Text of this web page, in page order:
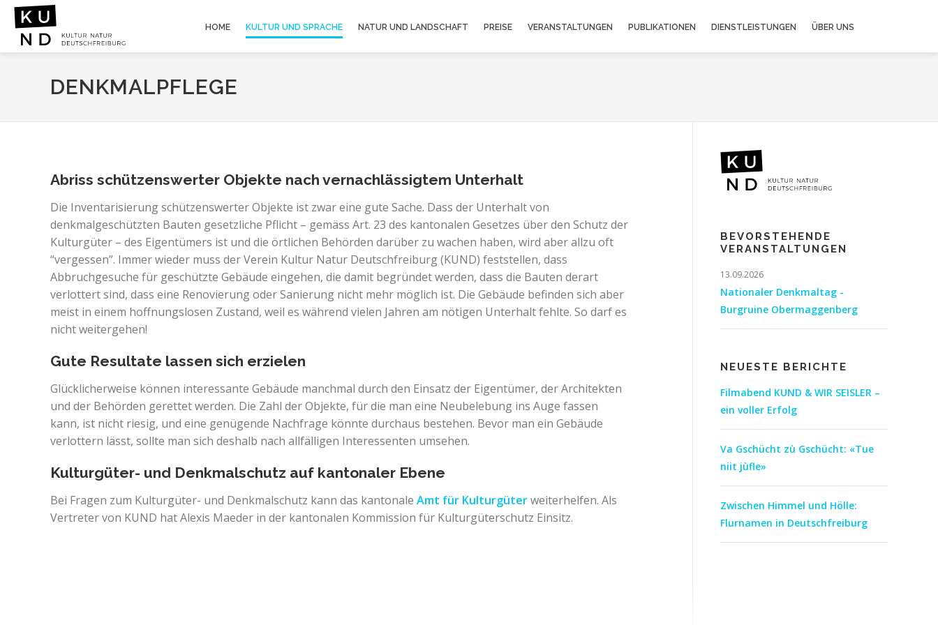
HOME KULTUR UND SPRACHE NATUR UND LANDSCHAFT PREISE VERANSTALTUNGEN PUBLIKATIONEN DIENSTLEISTUNGEN ÜBER UNS
DENKMALPFLEGE
Abriss schützenswerter Objekte nach vernachlässigtem Unterhalt
Die Inventarisierung schützenswerter Objekte ist zwar eine gute Sache. Dass der Unterhalt von
denkmalgeschützten Bauten gesetzliche Pflicht – gemäss Art. 23 des kantonalen Gesetzes über den Schutz der
Kulturgüter – des Eigentümers ist und die örtlichen Behörden darüber zu wachen haben, wird aber allzu oft
“vergessen”. Immer wieder muss der Verein Kultur Natur Deutschfreiburg (KUND) feststellen, dass
Abbruchgesuche für geschützte Gebäude eingehen, die damit begründet werden, dass die Bauten derart
verlottert sind, dass eine Renovierung oder Sanierung nicht mehr möglich ist. Die Gebäude befinden sich aber
meist in einem hoffnungslosen Zustand, weil es während vielen Jahren am nötigen Unterhalt fehlte. So darf es
nicht weitergehen!
Gute Resultate lassen sich erzielen
Glücklicherweise können interessante Gebäude manchmal durch den Einsatz der Eigentümer, der Architekten
und der Behörden gerettet werden. Die Zahl der Objekte, für die man eine Neubelebung ins Auge fassen
kann, ist nicht riesig, und eine genügende Nachfrage könnte durchaus bestehen. Bevor man ein Gebäude
verlottern lässt, sollte man sich deshalb nach allfälligen Interessenten umsehen.
Kulturgüter- und Denkmalschutz auf kantonaler Ebene
Bei Fragen zum Kulturgüter- und Denkmalschutz kann das kantonale Amt für Kulturgüterweiterhelfen. Als
Vertreter von KUND hat Alexis Maeder in der kantonalen Kommission für Kulturgüterschutz Einsitz.
BEVORSTEHENDE
VERANSTALTUNGEN
13.09.2026
Nationaler Denkmaltag -
Burgruine Obermaggenberg
NEUESTE BERICHTE
Filmabend KUND & WIR SEISLER –
ein voller Erfolg
Va Gschücht zù Gschücht: «Tue
niit jùfle»
Zwischen Himmel und Hölle:
Flurnamen in Deutschfreiburg